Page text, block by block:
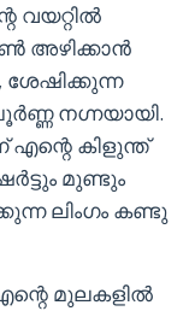
വയറ്റിൽ
അഴിക്കാൻ
നഗ്നയായി.
എന്റെ കിളുന്ത്
മുണ്ടും
ലിംഗം കണ്ടു
എന്റെ മുലകളിൽ